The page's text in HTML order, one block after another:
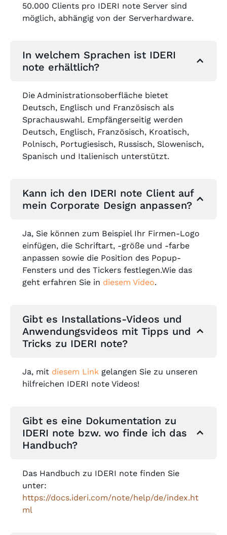
50.000 Clients pro IDERI note Server sind
möglich, abhängig von der Serverhardware.
In welchem Sprachen ist IDERI
note erhältlich?
Die Administrationsoberfläche bietet
Deutsch, Englisch und Französisch als
Sprachauswahl. Empfängerseitig werden
Deutsch, Englisch, Französisch, Kroatisch,
Polnisch, Portugiesisch, Russisch, Slowenisch,
Spanisch und Italienisch unterstützt.
Kann ich den IDERI note Client auf
mein Corporate Design anpassen?
Ja, Sie können zum Beispiel Ihr Firmen-Logo
einfügen, die Schriftart, -größe und -farbe
anpassen sowie die Position des Popup-
Fensters und des Tickers festlegen.Wie das
geht erfahren Sie in diesem Video.
Gibt es Installations-Videos und
Anwendungsvideos mit Tipps und
Tricks zu IDERI note?
Ja, mit diesem Linkgelangen Sie zu unseren
hilfreichen IDERI note Videos!
Gibt es eine Dokumentation zu
IDERI note bzw. wo finde ich das
Handbuch?
Das Handbuch zu IDERI note finden Sie
unter:
https://docs.ideri.com/note/help/de/index.ht
ml